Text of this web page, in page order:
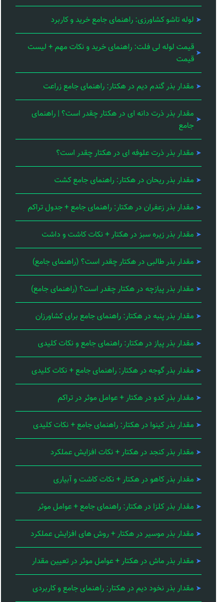
لوله تاشو کشاورزی: راهنمای جامع خرید و کاربرد
قیمت لوله لی فلت: راهنمای خرید و نکات مهم + لیست
قیمت
مقدار بذر گندم دیم در هکتار: راهنمای جامع زراعت
مقدار بذر ذرت دانه ای در هکتار چقدر است؟ | راهنمای
جامع
مقدار بذر ذرت علوفه ای در هکتار چقدر است؟
مقدار بذر ریحان در هکتار: راهنمای جامع کشت
مقدار بذر زعفران در هکتار: راهنمای جامع + جدول تراکم
مقدار بذر زیره سبز در هکتار + نکات کاشت و داشت
مقدار بذر طالبی در هکتار چقدر است؟ (راهنمای جامع)
مقدار بذر پیازچه در هکتار چقدر است؟ (راهنمای جامع)
مقدار بذر پنبه در هکتار: راهنمای جامع برای کشاورزان
مقدار بذر پیاز در هکتار: راهنمای جامع و نکات کلیدی
مقدار بذر گوجه در هکتار: راهنمای جامع + نکات کلیدی
مقدار بذر کدو در هکتار + عوامل موثر در تراکم
مقدار بذر کینوا در هکتار: راهنمای جامع + نکات کلیدی
مقدار بذر کنجد در هکتار + نکات افزایش عملکرد
مقدار بذر کاهو در هکتار + نکات کاشت و آبیاری
مقدار بذر کلزا در هکتار: راهنمای جامع + عوامل موثر
مقدار بذر موسیر در هکتار + روش های افزایش عملکرد
مقدار بذر ماش در هکتار + عوامل موثر در تعیین مقدار
مقدار بذر نخود دیم در هکتار: راهنمای جامع و کاربردی